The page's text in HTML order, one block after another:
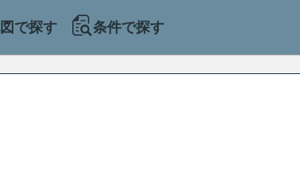
で探す 条件で探す